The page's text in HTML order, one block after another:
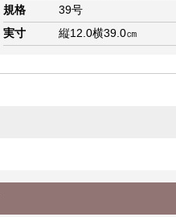
規格
39号
実寸
縦12.0横39.0㎝